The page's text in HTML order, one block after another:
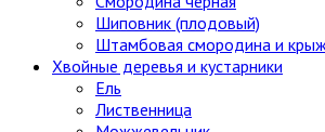
Шиповник (плодовый)
Штамбовая смородина и
Хвойные деревья и кустарники
Ель
Лиственница